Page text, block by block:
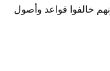
خالفوا قواعد وأصول